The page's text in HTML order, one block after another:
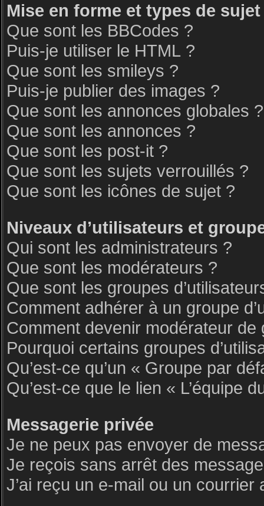
Mise en forme et types de sujet
Que sont les BBCodes ?
Puis-je utiliser le HTML ?
Que sont les smileys ?
Puis-je publier des images ?
Que sont les annonces globales ?
Que sont les annonces ?
Que sont les post-it ?
Que sont les sujets verrouillés ?
Que sont les icônes de sujet ?
Niveaux d’utilisateurs et
Qui sont les administrateurs ?
Que sont les modérateurs ?
Que sont les groupes
Comment adhérer à un groupe
Comment devenir modérateur de
Pourquoi certains groupes
Qu’est-ce qu’un « Groupe par
Qu’est-ce que le lien « L’équipe
Messagerie privée
Je ne peux pas envoyer de
Je reçois sans arrêt des
J’ai reçu un e-mail ou un courrier